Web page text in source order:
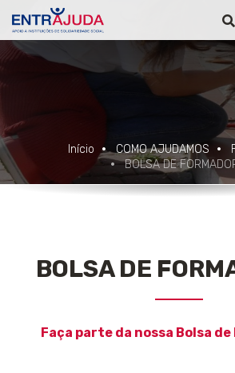
Início COMO AJUDAMOS
BOLSA DE
BOLSA DE
Faça parte da nossa Bolsa